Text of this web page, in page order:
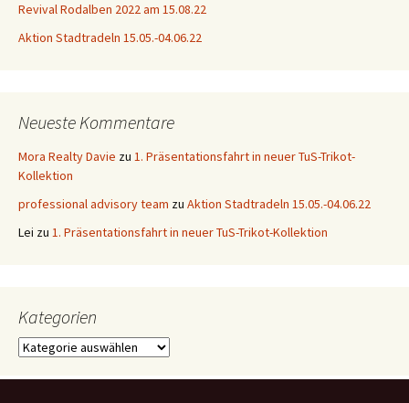
Revival Rodalben 2022 am 15.08.22
Aktion Stadtradeln 15.05.-04.06.22
Neueste Kommentare
Mora Realty Davie zu 1. Präsentationsfahrt in neuer TuS-Trikot-
Kollektion
professional advisory team zu Aktion Stadtradeln 15.05.-04.06.22
Lei zu 1. Präsentationsfahrt in neuer TuS-Trikot-Kollektion
Kategorien
Kategorien